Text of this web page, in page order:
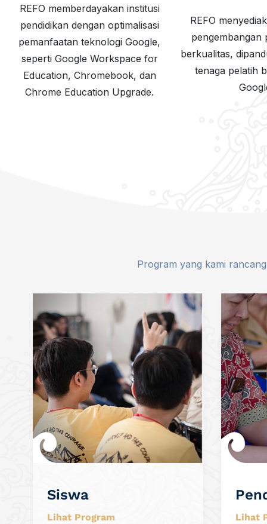
REFO memberdayakan institusi
pendidikan dengan optimalisasi
pemanfaatan teknologi Google,
seperti Google Workspace for
Education, Chromebook, dan
Chrome Education Upgrade.
REFO
pengembangan
berkualitas,
tenaga pelatih
Program yang kami
Siswa
Lihat Program Lihat